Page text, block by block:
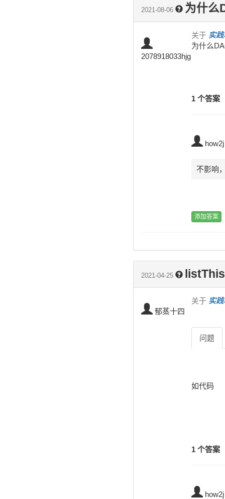
2021-08-06 为什么
2078918033hjg
关于 实
为什么
1 个答案
how2j
不影响
2021-04-25
郁蒸十四
关于 实
问题
如代码
1 个答案
how2j